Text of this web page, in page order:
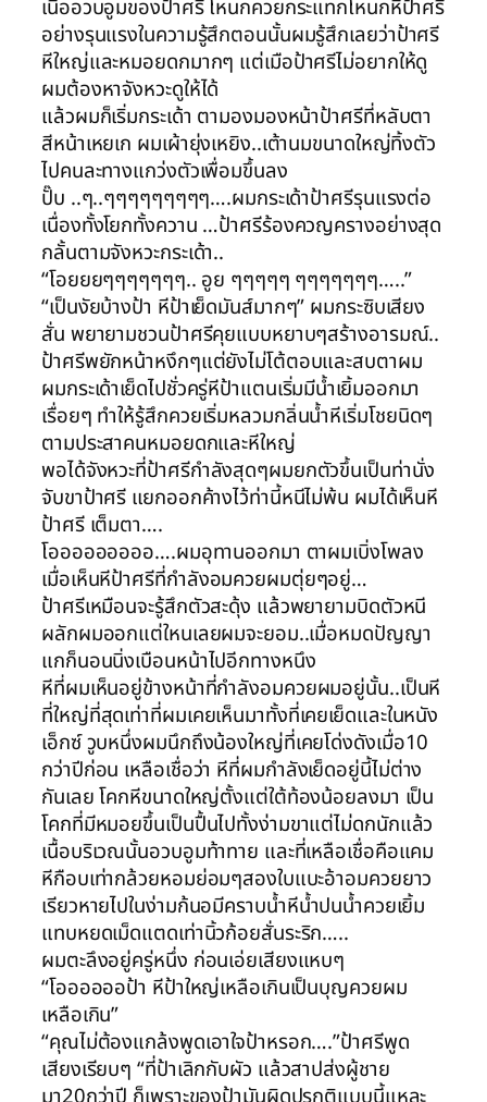
เนื้ออวบอูมของป้าศรี โหนกควยกระแทกโหนกหีป้าศรี
อย่างรุนแรงในความรู้สึกตอนนั้นผมรู้สึกเลยว่าป้าศรี
หีใหญ่และหมอยดกมากๆ แต่เมือป้าศรีไม่อยากให้ดู
ผมต้องหาจังหวะดูให้ได้
แล้วผมก็เริ่มกระเด้า ตามองมองหน้าป้าศรีที่หลับตา
สีหน้าเหยเก ผมเผ้ายุ่งเหยิง..เต้านมขนาดใหญ่ทิ้งตัว
ไปคนละทางแกว่งตัวเพื่อมขึ้นลง
ปั๊บ ..ๆ..ๆๆๆๆๆๆๆๆๆ….ผมกระเด้าป้าศรีรุนแรงต่อ
เนื่องทั้งโยกทั้งควาน …ป้าศรีร้องควญครางอย่างสุด
กลั้นตามจังหวะกระเด้า..
“โอยยยๆๆๆๆๆๆๆ.. อูย ๆๆๆๆๆ ๆๆๆๆๆๆๆ…..”
“เป็นงัยบ้างป้า หีป้าเย็ดมันส์มากๆ” ผมกระซิบเสียง
สั่น พยายามชวนป้าศรีคุยแบบหยาบๆสร้างอารมณ์..
ป้าศรีพยักหน้าหงึกๆแต่ยังไม่โต้ตอบและสบตาผม
ผมกระเด้าเย็ดไปชั่วครู่หีป้าแตนเริ่มมีน้ำเยิ้มออกมา
เรื่อยๆ ทำให้รู้สึกควยเริ่มหลวมกลิ่นน้ำหีเริ่มโชยนิดๆ
ตามประสาคนหมอยดกและหีใหญ่
พอได้จังหวะที่ป้าศรีกำลังสุดๆผมยกตัวขึ้นเป็นท่านั่ง
จับขาป้าศรี แยกออกค้างไว้ท่านี้หนีไม่พ้น ผมได้เห็นหี
ป้าศรี เต็มตา….
โอออออออออ….ผมอุทานออกมา ตาผมเบิ่งโพลง
เมื่อเห็นหีป้าศรีที่กำลังอมควยผมตุ่ยๆอยู่…
ป้าศรีเหมือนจะรู้สึกตัวสะดุ้ง แล้วพยายามบิดตัวหนี
ผลักผมออกแต่ใหนเลยผมจะยอม..เมื่อหมดปัญญา
แกก็นอนนิ่งเบือนหน้าไปอีกทางหนึง
หีที่ผมเห็นอยู่ข้างหน้าที่กำลังอมควยผมอยู่นั้น..เป็นหี
ที่ใหญ่ที่สุดเท่าที่ผมเคยเห็นมาทั้งที่เคยเย็ดและในหนัง
เอ็กซ์ วูบหนึ่งผมนึกถึงน้องใหญ่ที่เคยโด่งดังเมื่อ10
กว่าปีก่อน เหลือเชื่อว่า หีที่ผมกำลังเย็ดอยู่นี้ไม่ต่าง
กันเลย โคกหีขนาดใหญ่ตั้งแต่ใต้ท้องน้อยลงมา เป็น
โคกที่มีหมอยขึ้นเป็นปื้นไปทั้งง่ามขาแต่ไม่ดกนักแล้ว
เนื้อบริเวณนั้นอวบอูมท้าทาย และที่เหลือเชื่อคือแคม
หีกือบเท่ากล้วยหอมย่อมๆสองใบแบะอ้าอมควยยาว
เรียวหายไปในง่ามก้นอมีคราบน้ำหีน้ำปนน้ำควยเยิ้ม
แทบหยดเม็ดแตดเท่านิ้วก้อยสั่นระริก…..
ผมตะลึงอยู่ครู่หนึ่ง ก่อนเอ่ยเสียงแหบๆ
“โออออออป้า หีป้าใหญ่เหลือเกินเป็นบุญควยผม
เหลือเกิน”
“คุณไม่ต้องแกล้งพูดเอาใจป้าหรอก….”ป้าศรีพูด
เสียงเรียบๆ “ที่ป้าเลิกกับผัว แล้วสาปส่งผู้ชาย